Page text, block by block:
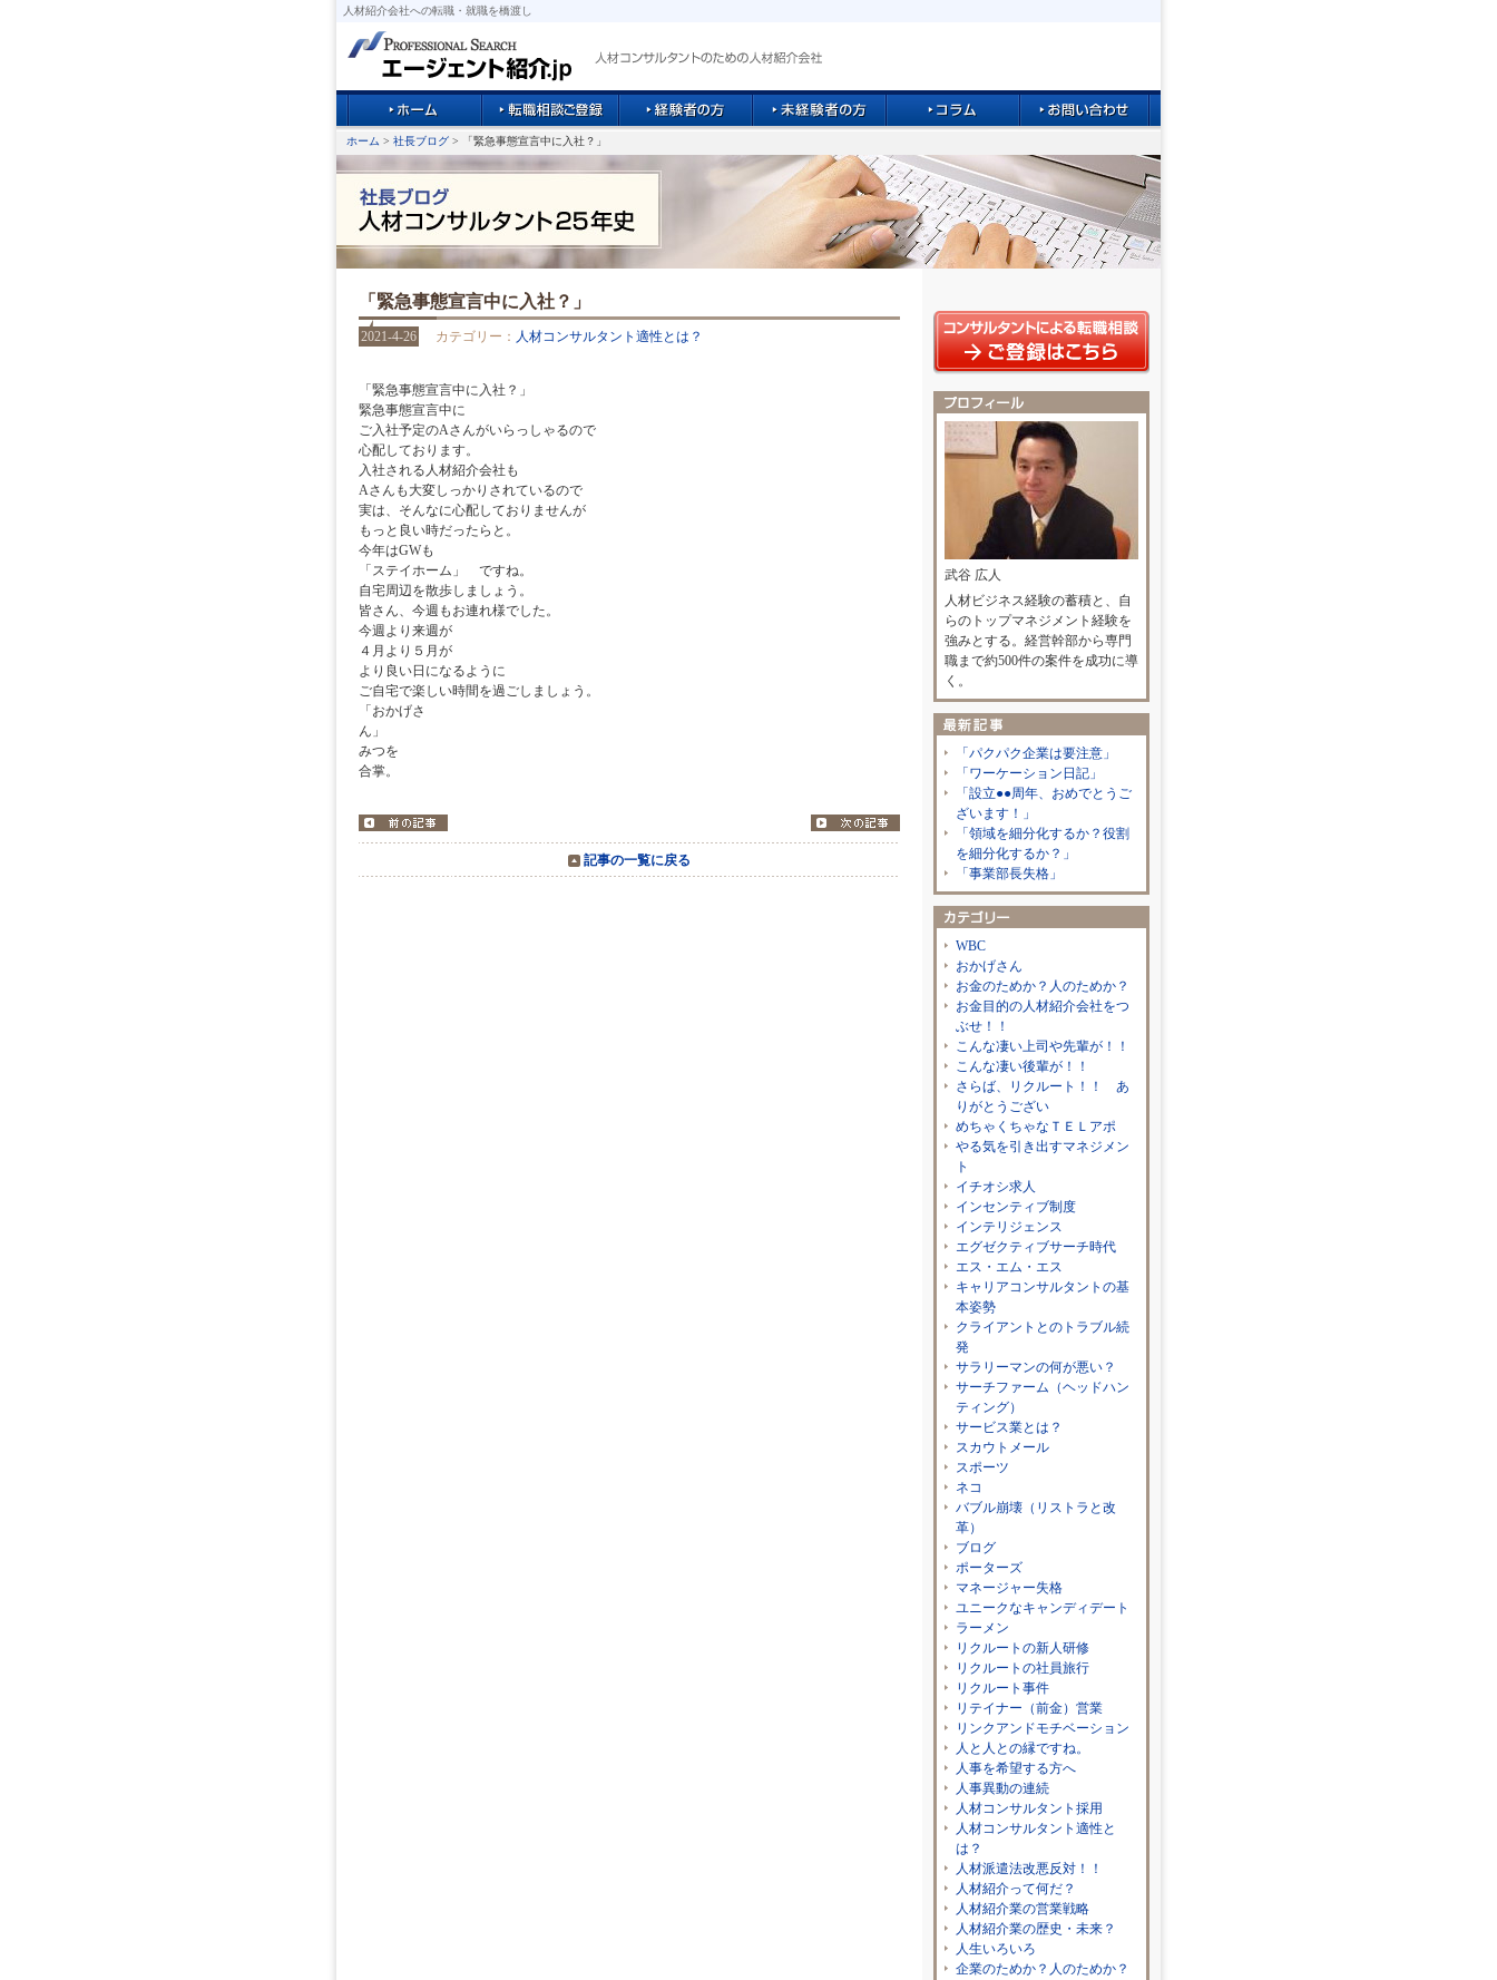
人材紹介会社への転職・就職を橋渡し
ホーム > 社長ブログ > 「緊急事態宣言中に入社？」
「緊急事態宣言中に入社？」
2021-4-26 カテゴリー： 人材コンサルタント適性とは？
「緊急事態宣言中に入社？」
緊急事態宣言中に
ご入社予定のAさんがいらっしゃるので
心配しております。
入社される人材紹介会社も
Aさんも大変しっかりされているので
実は、そんなに心配しておりませんが
もっと良い時だったらと。
今年はGWも
「ステイホーム」 ですね。
自宅周辺を散歩しましょう。
皆さん、今週もお連れ様でした。
今週より来週が
４月より５月が
より良い日になるように
ご自宅で楽しい時間を過ごしましょう。
「おかげさ
ん」
みつを
合掌。
記事の一覧に戻る
武谷 広人
人材ビジネス経験の蓄積と、自
らのトップマネジメント経験を
強みとする。経営幹部から専門
職まで約500件の案件を成功に導
く。
「パクパク企業は要注意」
「ワーケーション日記」
「設立●●周年、おめでとうご
ざいます！」
「領域を細分化するか？役割
を細分化するか？」
「事業部長失格」
WBC
おかげさん
お金のためか？人のためか？
お金目的の人材紹介会社をつ
ぶせ！！
こんな凄い上司や先輩が！！
こんな凄い後輩が！！
さらば、リクルート！！ あ
りがとうござい
めちゃくちゃなＴＥＬアポ
やる気を引き出すマネジメン
ト
イチオシ求人
インセンティブ制度
インテリジェンス
エグゼクティブサーチ時代
エス・エム・エス
キャリアコンサルタントの基
本姿勢
クライアントとのトラブル続
発
サラリーマンの何が悪い？
サーチファーム（ヘッドハン
ティング）
サービス業とは？
スカウトメール
スポーツ
ネコ
バブル崩壊（リストラと改
革）
ブログ
ポーターズ
マネージャー失格
ユニークなキャンディデート
ラーメン
リクルートの新人研修
リクルートの社員旅行
リクルート事件
リテイナー（前金）営業
リンクアンドモチベーション
人と人との縁ですね。
人事を希望する方へ
人事異動の連続
人材コンサルタント採用
人材コンサルタント適性と
は？
人材派遣法改悪反対！！
人材紹介って何だ？
人材紹介業の営業戦略
人材紹介業の歴史・未来？
人生いろいろ
企業のためか？人のためか？